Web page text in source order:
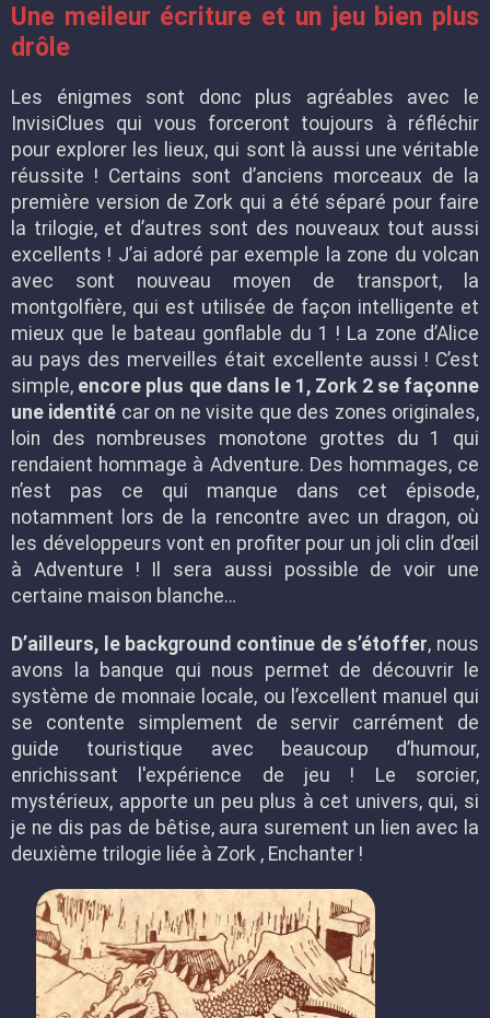
Une meileur écriture et un jeu bien plus
drôle
Les énigmes sont donc plus agréables avec le
InvisiClues qui vous forceront toujours à réfléchir
pour explorer les lieux, qui sont là aussi une véritable
réussite ! Certains sont d’anciens morceaux de la
première version de Zork qui a été séparé pour faire
la trilogie, et d’autres sont des nouveaux tout aussi
excellents ! J’ai adoré par exemple la zone du volcan
avec sont nouveau moyen de transport, la
montgolfière, qui est utilisée de façon intelligente et
mieux que le bateau gonflable du 1 ! La zone d’Alice
au pays des merveilles était excellente aussi ! C’est
simple, encore plus que dans le 1, Zork 2 se façonne
une identité car on ne visite que des zones originales,
loin des nombreuses monotone grottes du 1 qui
rendaient hommage à Adventure. Des hommages, ce
n’est pas ce qui manque dans cet épisode,
notamment lors de la rencontre avec un dragon, où
les développeurs vont en profiter pour un joli clin d’œil
à Adventure ! Il sera aussi possible de voir une
certaine maison blanche…
D’ailleurs, le background continue de s’étoffer, nous
avons la banque qui nous permet de découvrir le
système de monnaie locale, ou l’excellent manuel qui
se contente simplement de servir carrément de
guide touristique avec beaucoup d’humour,
enrichissant l'expérience de jeu ! Le sorcier,
mystérieux, apporte un peu plus à cet univers, qui, si
je ne dis pas de bêtise, aura surement un lien avec la
deuxième trilogie liée à Zork , Enchanter !